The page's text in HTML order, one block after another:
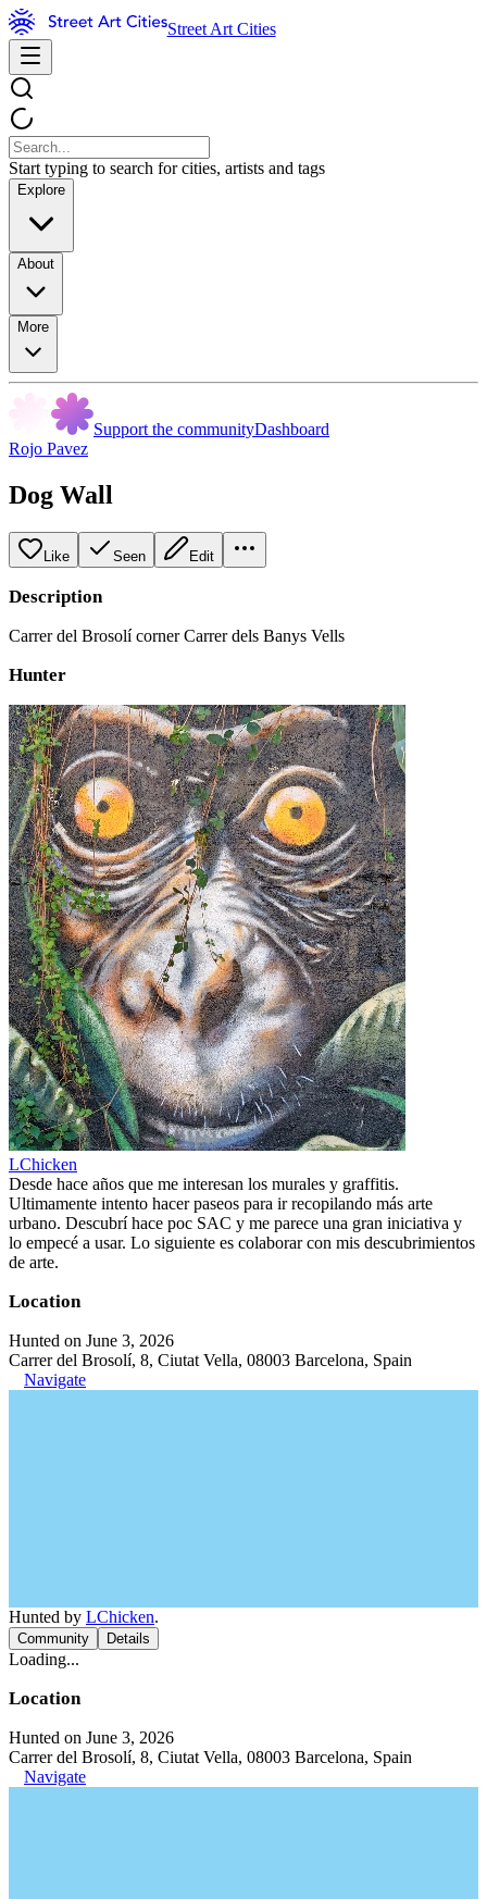
Street Art Cities
Start typing to search for cities, artists and tags
Explore
About
More
Support the communityDashboard
Rojo Pavez
Dog Wall
Like Seen Edit
Description
Carrer del Brosolí corner Carrer dels Banys Vells
Hunter
LChicken
Desde hace años que me interesan los murales y graffitis.
Ultimamente intento hacer paseos para ir recopilando más arte
urbano. Descubrí hace poc SAC y me parece una gran iniciativa y
lo empecé a usar. Lo siguiente es colaborar con mis descubrimientos
de arte.
Location
Hunted on June 3, 2026
Carrer del Brosolí, 8, Ciutat Vella, 08003 Barcelona, Spain
Navigate
Hunted by LChicken.
Community Details
Loading...
Location
Hunted on June 3, 2026
Carrer del Brosolí, 8, Ciutat Vella, 08003 Barcelona, Spain
Navigate